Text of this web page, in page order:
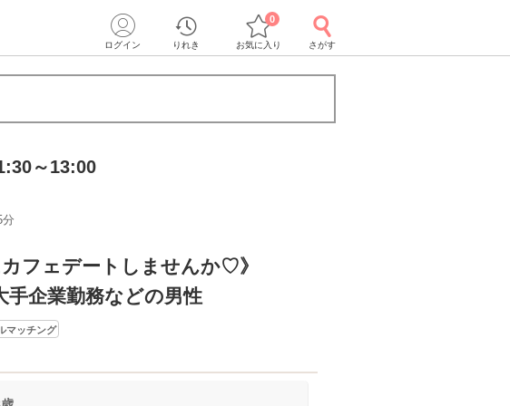
ログイン りれき お気に入り
0
さがす
～13:00
カフェデートしませんか♡》
手企業勤務などの男性
マッチング